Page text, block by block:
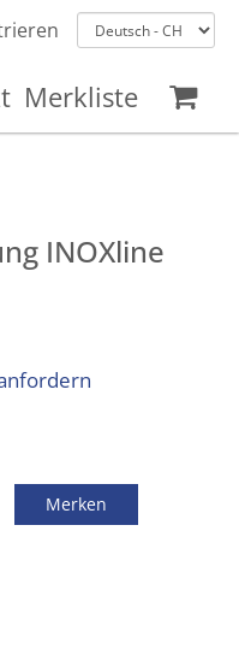
Merkliste
INOXline